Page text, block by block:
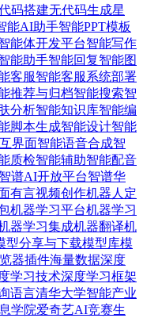
码搭建无代码生成星
能AI助手智能PPT模板
能体开发平台智能写作
能助手智能回复智能图
客服智能客服系统部署
推荐与归档智能搜索智
分析智能知识库智能编
脚本生成智能设计智能
界面智能语音合成智
质检智能辅助智能配音
智谱AI开放平台智谱华
有言视频创作机器人定
机器学习平台机器学习
器学习集成机器翻译机
型分享与下载模型库模
器插件海量数据深度
学习技术深度学习框架
语言清华大学智能产业
学院爱奇艺AI竞赛生